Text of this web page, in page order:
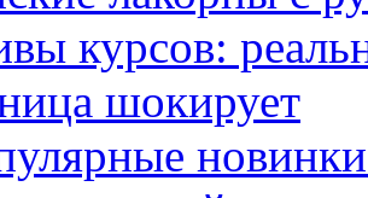
курсов:
шокирует